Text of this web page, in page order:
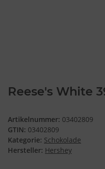
Reese's White
Artikelnummer: 03402809
GTIN: 03402809
Kategorie: Schokolade
Hersteller: Hershey